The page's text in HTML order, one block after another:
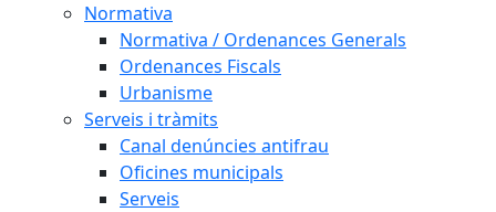
Normativa
Normativa / Ordenances Generals
Ordenances Fiscals
Urbanisme
Serveis i tràmits
Canal denúncies antifrau
Oficines municipals
Serveis